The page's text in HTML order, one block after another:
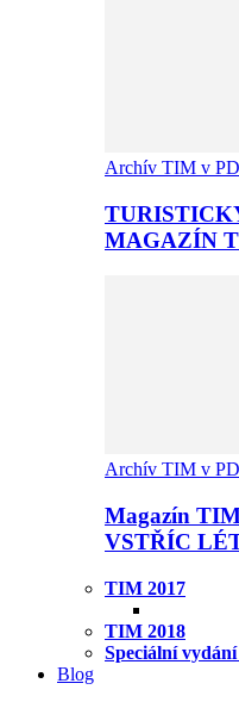
Archív TIM v
MAGAZÍN
Archív TIM v
Magazín
VSTŘÍC
TIM 2017
TIM 2018
Speciální
Blog